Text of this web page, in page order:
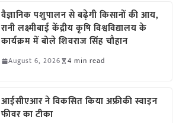
वैज्ञानिक पशुपालन से बढ़ेगी किसानों की आय,
रानी लक्ष्मीबाई केंद्रीय कृषि विश्वविद्यालय के
कार्यक्रम में बोले शिवराज सिंह चौहान
August 6, 2026 4 min read
आईसीएआर ने विकसित किया अफ्रीकी स्वाइन
फीवर का टीका